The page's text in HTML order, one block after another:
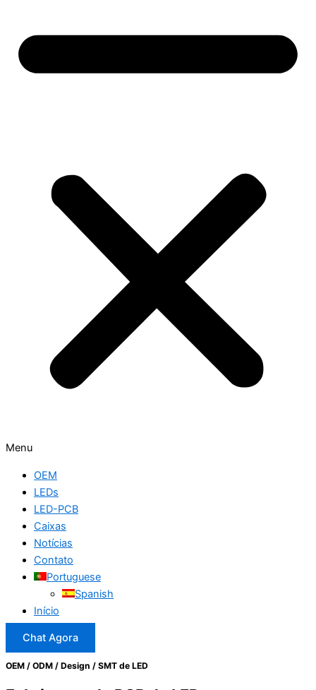
Menu
OEM
LEDs
LED-PCB
Caixas
Notícias
Contato
Portuguese
Spanish
Início
Chat Agora
OEM / ODM / Design / SMT de LED